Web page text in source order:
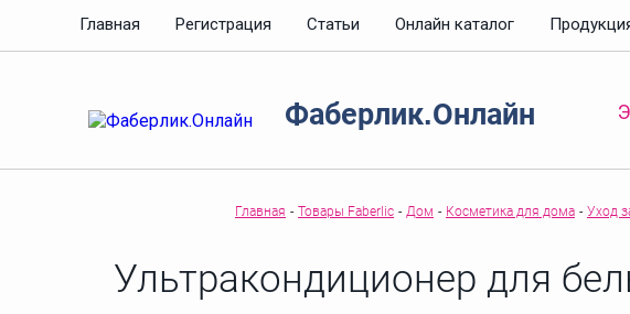
Главная Регистрация Статьи Онлайн каталог
Фаберлик.Онлайн
Главная - Товары Faberlic - Дом - Косметика для дома - Уход
Ультракондиционер для